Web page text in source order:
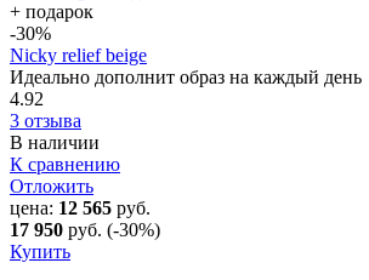
+ подарок
-30%
Nicky relief beige
Идеально дополнит образ на каждый день
4.92
3 отзыва
В наличии
К сравнению
Отложить
цена: 12 565 руб.
17 950 руб. (-30%)
Купить